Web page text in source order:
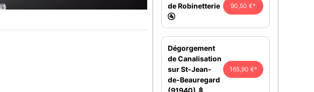
de Robinetterie
🚰
90,50 €*
Dégorgement
de Canalisation
sur St-Jean-
de-Beauregard
(91940) 🚿
165,90 €*